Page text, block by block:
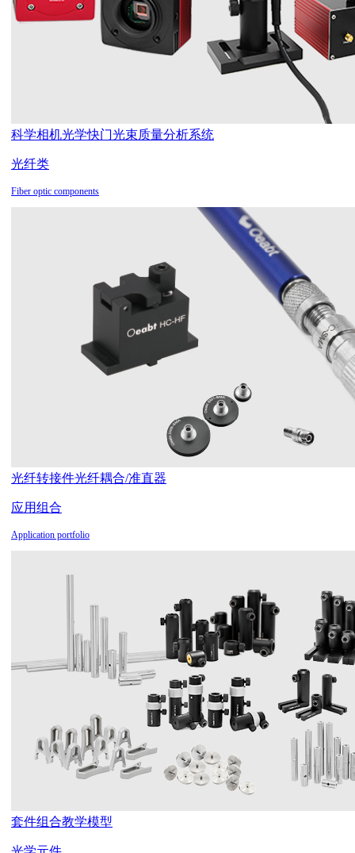
科学相机光学快门光束质量分析系统
光纤类
Fiber optic components
光纤转接件光纤耦合/准直器
应用组合
Application portfolio
套件组合教学模型